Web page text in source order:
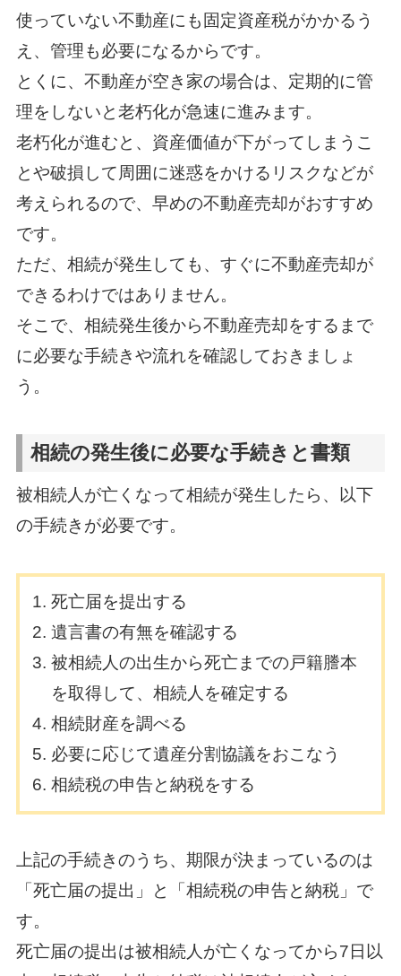
使っていない不動産にも固定資産税がかかるう
え、管理も必要になるからです。
とくに、不動産が空き家の場合は、定期的に管
理をしないと老朽化が急速に進みます。
老朽化が進むと、資産価値が下がってしまうこ
とや破損して周囲に迷惑をかけるリスクなどが
考えられるので、早めの不動産売却がおすすめ
です。
ただ、相続が発生しても、すぐに不動産売却が
できるわけではありません。
そこで、相続発生後から不動産売却をするまで
に必要な手続きや流れを確認しておきましょ
う。
相続の発生後に必要な手続きと書類
被相続人が亡くなって相続が発生したら、以下
の手続きが必要です。
死亡届を提出する
遺言書の有無を確認する
被相続人の出生から死亡までの戸籍謄本
を取得して、相続人を確定する
相続財産を調べる
必要に応じて遺産分割協議をおこなう
相続税の申告と納税をする
上記の手続きのうち、期限が決まっているのは
「死亡届の提出」と「相続税の申告と納税」で
す。
死亡届の提出は被相続人が亡くなってから7日以